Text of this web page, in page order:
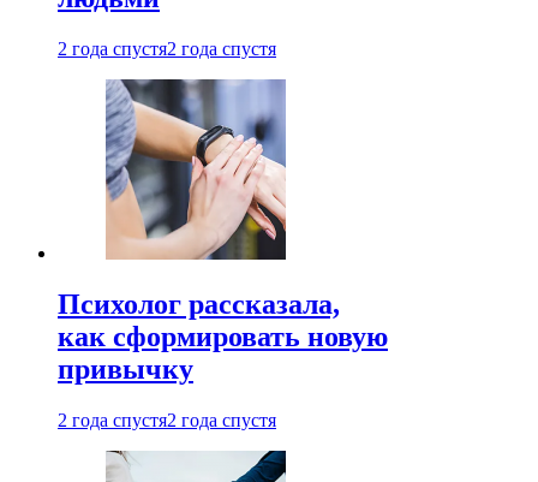
2 года спустя2 года спустя
Психолог рассказала,
как сформировать новую
привычку
2 года спустя2 года спустя